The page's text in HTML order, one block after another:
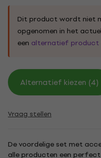
Dit product wordt niet
opgenomen in het
een alternatief product
Alternatief kiezen (4)
Vraag stellen
De voordelige set met
alle producten een